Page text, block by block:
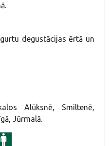
degustācijas ērtā un
Alūksnē, Smiltenē,
Jūrmalā.